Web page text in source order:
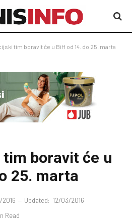
tim boravit će u BiH od 14. do 25. marta
boravit će u
25. marta
2016 Updated: 12/03/2016
Read